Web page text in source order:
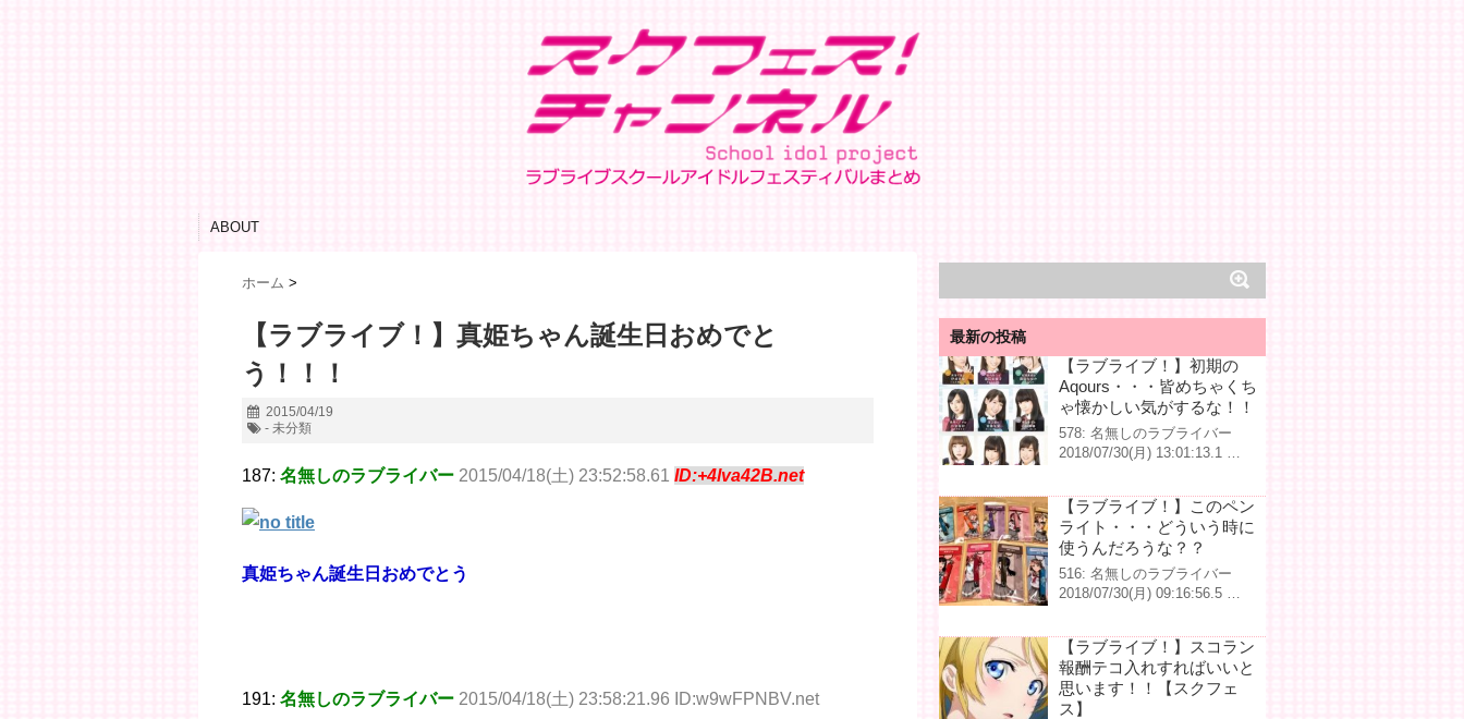
ABOUT
ホーム >
【ラブライブ！】真姫ちゃん誕生日おめでと
う！！！
2015/04/19
- 未分類
187: 名無しのラブライバー 2015/04/18(土) 23:52:58.61 ID:+4lva42B.net
真姫ちゃん誕生日おめでとう
191: 名無しのラブライバー 2015/04/18(土) 23:58:21.96 ID:w9wFPNBV.net
最新の投稿
【ラブライブ！】初期の
Aqours・・・皆めちゃくち
ゃ懐かしい気がするな！！
578: 名無しのラブライバー
2018/07/30(月) 13:01:13.1 …
【ラブライブ！】このペン
ライト・・・どういう時に
使うんだろうな？？
516: 名無しのラブライバー
2018/07/30(月) 09:16:56.5 …
【ラブライブ！】スコラン
報酬テコ入れすればいいと
思います！！【スクフェ
ス】